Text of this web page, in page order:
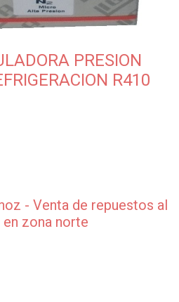
PRESION
R410
- Venta de repuestos al
zona norte